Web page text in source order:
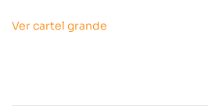
Ver cartel grande